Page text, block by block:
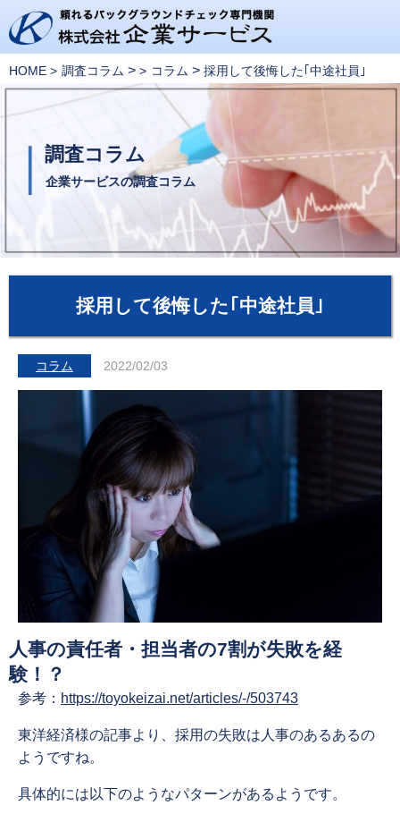
HOME 調査コラム > コラム > 採用して後悔した｢中途社員｣
調査コラム
企業サービスの調査コラム
採用して後悔した｢中途社員｣
コラム 2022/02/03
人事の責任者・担当者の7割が失敗を経
験！？
参考： https://toyokeizai.net/articles/-/503743
東洋経済様の記事より、採用の失敗は人事のあるあるの
ようですね。
具体的には以下のようなパターンがあるようです。